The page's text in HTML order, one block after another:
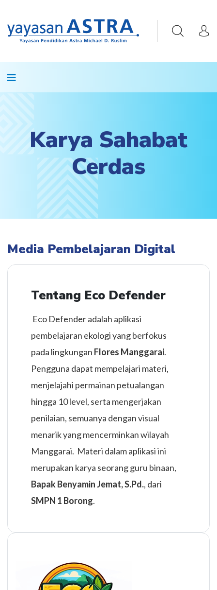
Karya Sahabat
Cerdas
Media Pembelajaran Digital
Tentang Eco Defender
Eco Defender adalah aplikasi
pembelajaran ekologi yang berfokus
pada lingkungan Flores Manggarai.
Pengguna dapat mempelajari materi,
menjelajahi permainan petualangan
hingga 10 level, serta mengerjakan
penilaian, semuanya dengan visual
menarik yang mencerminkan wilayah
Manggarai. Materi dalam aplikasi ini
merupakan karya seorang guru binaan,
Bapak Benyamin Jemat, S.Pd., dari
SMPN 1 Borong.